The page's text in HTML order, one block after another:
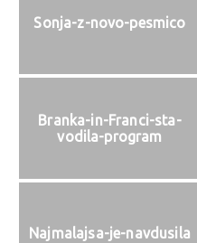
Sonja-z-novo-pesmico
Branka-in-Franci-sta-
vodila-program
Najmalajsa-je-navdusila